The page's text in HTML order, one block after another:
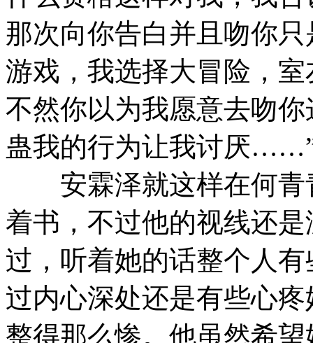
那次向你告白并且吻你
游戏，我选择大冒险，
不然你以为我愿意去吻
蛊我的行为让我讨厌
安霖泽就这样在何青
着书，不过他的视线还
过，听着她的话整个人
过内心深处还是有些心
整得那么惨。他虽然希